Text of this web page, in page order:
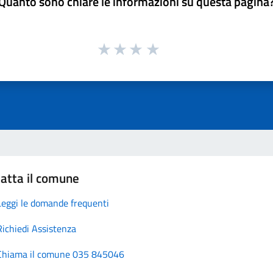
il comune
le domande frequenti
Assistenza
il comune 035 845046